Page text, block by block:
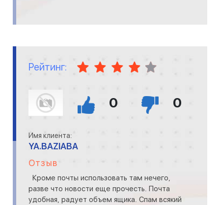
Рейтинг:
0 0
Имя клиента:
YA.BAZIABA
Отзыв
Кроме почты использовать там нечего,
разве что новости еще прочесть. Почта
удобная, радует объем ящика. Спам всякий